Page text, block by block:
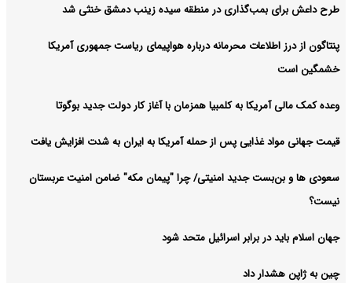
طرح داعش برای بمب‌گذاری در منطقه سیده زینب دمشق خنثی شد
پنتاگون از درز اطلاعات محرمانه درباره هواپیمای ریاست جمهوری آمریکا
خشمگین است
وعده کمک مالی آمریکا به کلمبیا همزمان با آغاز کار دولت جدید بوگوتا
قیمت جهانی مواد غذایی پس از حمله آمریکا به ایران به شدت افزایش یافت
سعودی ها و بن‌بست جدید امنیتی/ چرا "پیمان مکه" ضامن امنیت عربستان
نیست؟
جهان اسلام باید در برابر اسرائیل متحد شود
چین به ژاپن هشدار داد